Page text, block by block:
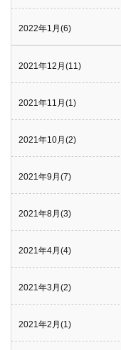
2022年1月(6)
2021年12月(11)
2021年11月(1)
2021年10月(2)
2021年9月(7)
2021年8月(3)
2021年4月(4)
2021年3月(2)
2021年2月(1)